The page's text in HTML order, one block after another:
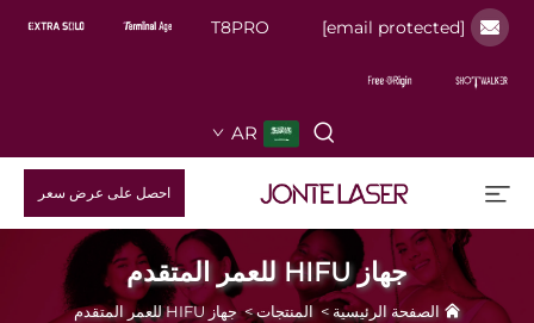
[email protected]
T8PRO
AR
احصل على عرض سعر
جهاز HIFU للعمر المتقدم
الصفحة الرئيسية >المنتجات>جهاز HIFU للعمر المتقدم